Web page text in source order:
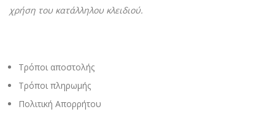
χρήση του κατάλληλου κλειδιού.
Τρόποι αποστολής
Τρόποι πληρωμής
Πολιτική Απορρήτου